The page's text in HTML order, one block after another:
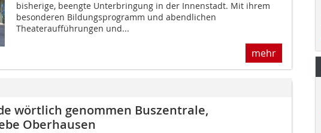
bisherige, beengte Unterbringung in der Innenstadt. Mit ihrem
besonderen Bildungsprogramm und abendlichen
Theateraufführungen und...
mehr
wörtlich genommen Buszentrale,
Oberhausen